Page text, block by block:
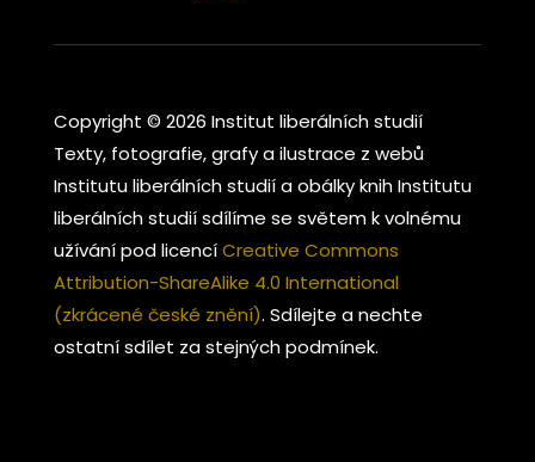
Copyright © 2026 Institut liberálních studií
Texty, fotografie, grafy a ilustrace z webů
Institutu liberálních studií a obálky knih Institutu
liberálních studií sdílíme se světem k volnému
užívání pod licencíCreative Commons
Attribution-ShareAlike 4.0 International
(zkrácené české znění). Sdílejte a nechte
ostatní sdílet za stejných podmínek.